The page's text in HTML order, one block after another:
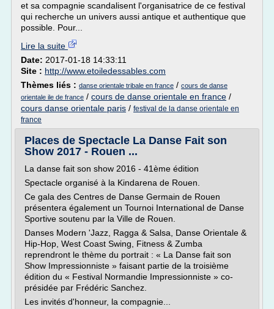
et sa compagnie scandalisent l'organisatrice de ce festival
qui recherche un univers aussi antique et authentique que
possible. Pour...
Lire la suite
Date: 2017-01-18 14:33:11
Site : http://www.etoiledessables.com
Thèmes liés : danse orientale tribale en france / cours de danse
orientale ile de france / cours de danse orientale en france /
cours danse orientale paris / festival de la danse orientale en
france
Places de Spectacle La Danse Fait son
Show 2017 - Rouen ...
La danse fait son show 2016 - 41ème édition
Spectacle organisé à la Kindarena de Rouen.
Ce gala des Centres de Danse Germain de Rouen
présentera également un Tournoi International de Danse
Sportive soutenu par la Ville de Rouen.
Danses Modern 'Jazz, Ragga & Salsa, Danse Orientale &
Hip-Hop, West Coast Swing, Fitness & Zumba
reprendront le thème du portrait : « La Danse fait son
Show Impressionniste » faisant partie de la troisième
édition du « Festival Normandie Impressionniste » co-
présidée par Frédéric Sanchez.
Les invités d'honneur, la compagnie...